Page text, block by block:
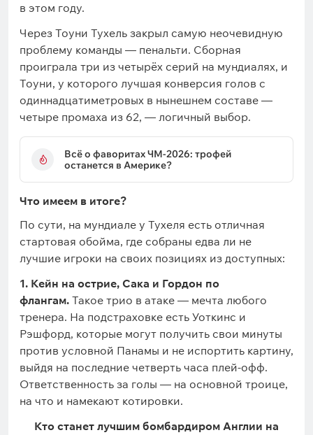
в этом году.
Через Тоуни Тухель закрыл самую неочевидную
проблему команды — пенальти. Сборная
проиграла три из четырёх серий на мундиалях, и
Тоуни, у которого лучшая конверсия голов с
одиннадцатиметровых в нынешнем составе —
четыре промаха из 62, — логичный выбор.
Всё о фаворитах ЧМ-2026: трофей
останется в Америке?
Что имеем в итоге?
По сути, на мундиале у Тухеля есть отличная
стартовая обойма, где собраны едва ли не
лучшие игроки на своих позициях из доступных:
1. Кейн на острие, Сака и Гордон по
флангам. Такое трио в атаке — мечта любого
тренера. На подстраховке есть Уоткинс и
Рэшфорд, которые могут получить свои минуты
против условной Панамы и не испортить картину,
выйдя на последние четверть часа плей-офф.
Ответственность за голы — на основной троице,
на что и намекают котировки.
Кто станет лучшим бомбардиром Англии на